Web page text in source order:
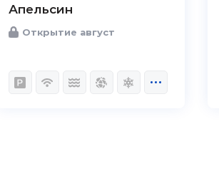
Апельсин
Открытие август